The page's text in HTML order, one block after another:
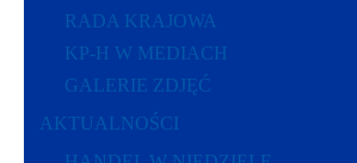
RADA KRAJOWA
KP-H W MEDIACH
GALERIE ZDJĘĆ
AKTUALNOŚCI